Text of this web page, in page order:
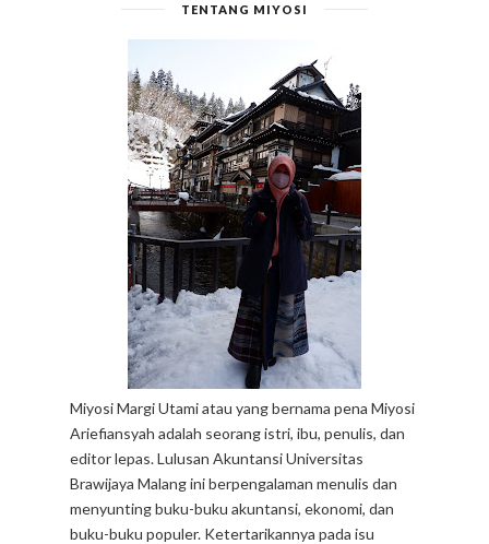
TENTANG MIYOSI
Miyosi Margi Utami atau yang bernama pena Miyosi
Ariefiansyah adalah seorang istri, ibu, penulis, dan
editor lepas. Lulusan Akuntansi Universitas
Brawijaya Malang ini berpengalaman menulis dan
menyunting buku-buku akuntansi, ekonomi, dan
buku-buku populer. Ketertarikannya pada isu